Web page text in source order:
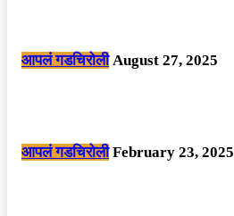
आपलं गडचिरोली August 27, 2025
आपलं गडचिरोली February 23, 2025